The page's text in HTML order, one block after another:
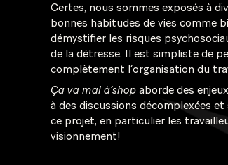
Certes, nous sommes exposés à
bonnes habitudes de vies comme
démystifier les risques
de la détresse. Il est simpliste de
complètement l’organisation du
Ça va mal à’shop aborde des
à des discussions décomplexées
ce projet, en particulier les
visionnement!